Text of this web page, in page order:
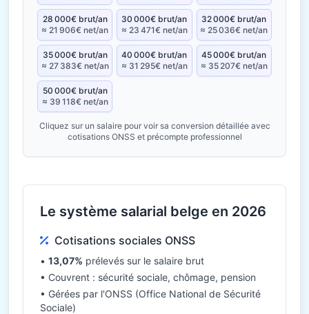
28 000€ brut/an
≈ 21 906€ net/an
30 000€ brut/an
≈ 23 471€ net/an
32 000€ brut/an
≈ 25 036€ net/an
35 000€ brut/an
≈ 27 383€ net/an
40 000€ brut/an
≈ 31 295€ net/an
45 000€ brut/an
≈ 35 207€ net/an
50 000€ brut/an
≈ 39 118€ net/an
Cliquez sur un salaire pour voir sa conversion détaillée avec
cotisations ONSS et précompte professionnel
Le système salarial belge en 2026
Cotisations sociales ONSS
• 13,07% prélevés sur le salaire brut
• Couvrent : sécurité sociale, chômage, pension
• Gérées par l'ONSS (Office National de Sécurité
Sociale)